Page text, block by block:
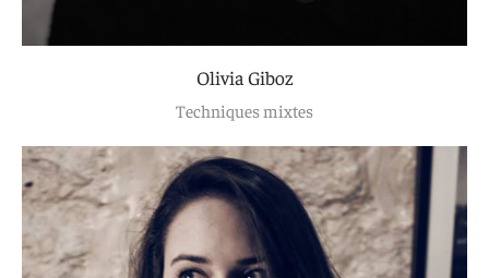
Olivia Giboz
Techniques mixtes